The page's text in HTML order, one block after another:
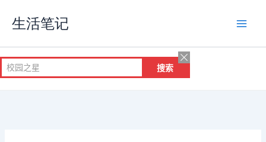
容
生活笔记